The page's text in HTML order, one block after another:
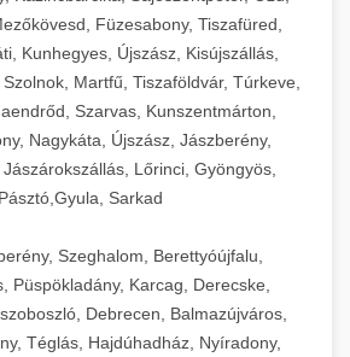
Füzesabony, Tiszafüred,
Kunhegyes, Újszász, Kisújszállás,
Martfű, Tiszaföldvár, Túrkeve,
Szarvas, Kunszentmárton,
Nagykáta, Újszász, Jászberény,
Lőrinci, Gyöngyös,
Pásztó,Gyula, Sarkad
Szeghalom, Berettyóújfalu,
Püspökladány, Karcag, Derecske,
Debrecen, Balmazújváros,
Téglás, Hajdúhadház, Nyíradony,